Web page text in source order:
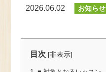
2026.06.02 お知らせ
目次 [非表示]